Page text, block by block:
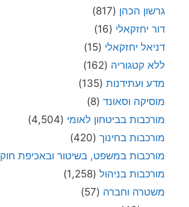
גרשון הכהן (817)
דור יחזקאלי (16)
דניאל יחזקאלי (15)
ללא קטגוריה (162)
מדע ועתידנות (135)
מוסיקה וסאונד (8)
מורכבות בביטחון לאומי (4,504)
מורכבות בחינוך (420)
מורכבות במשפט, בשיטור ובאכיפת חוק
מורכבות בניהול (1,258)
משטרה וחברה (57)